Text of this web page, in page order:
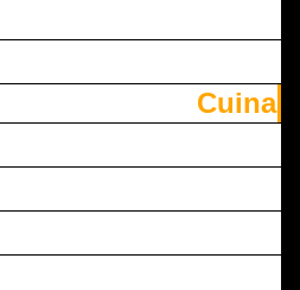
Cuina